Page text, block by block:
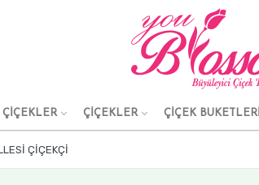
ÇİÇEKLER ÇİÇEKLER ÇİÇEK BUKETLERİ
ÇIÇEKÇI